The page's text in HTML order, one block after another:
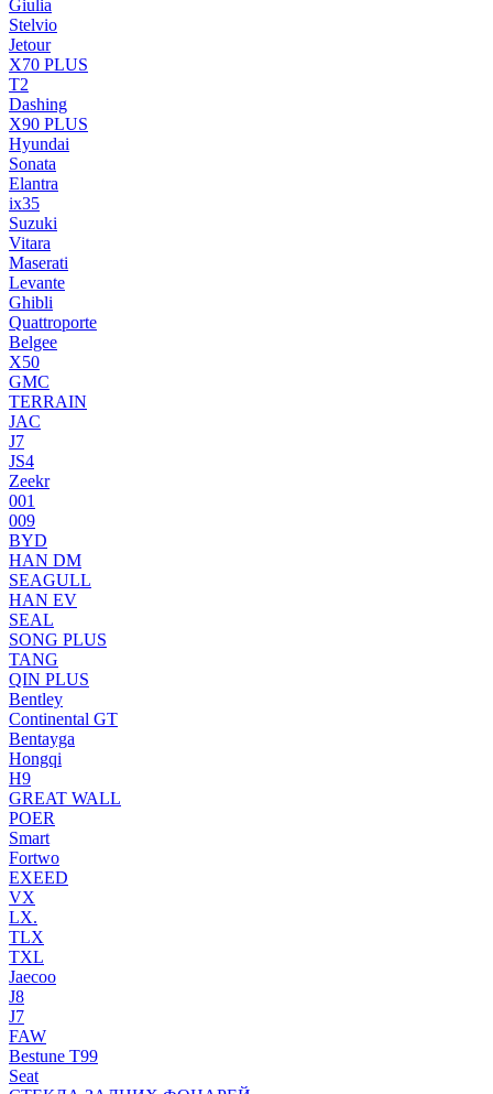
Giulia
Stelvio
Jetour
X70 PLUS
T2
Dashing
X90 PLUS
Hyundai
Sonata
Elantra
ix35
Suzuki
Vitara
Maserati
Levante
Ghibli
Quattroporte
Belgee
X50
GMC
TERRAIN
JAC
J7
JS4
Zeekr
001
009
BYD
HAN DM
SEAGULL
HAN EV
SEAL
SONG PLUS
TANG
QIN PLUS
Bentley
Continental GT
Bentayga
Hongqi
H9
GREAT WALL
POER
Smart
Fortwo
EXEED
VX
LX.
TLX
TXL
Jaecoo
J8
J7
FAW
Bestune T99
Seat